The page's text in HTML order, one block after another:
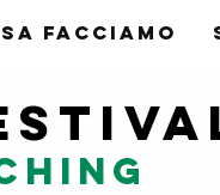
FACCIAMO